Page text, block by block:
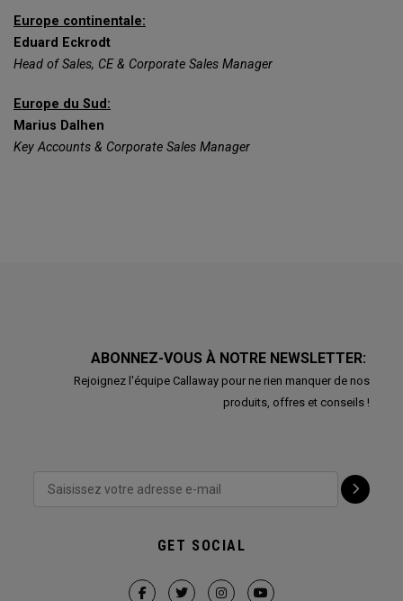
Europe continentale:
Eduard Eckrodt
Head of Sales, CE & Corporate Sales Manager
Europe du Sud:
Marius Dalhen
Key Accounts & Corporate Sales Manager
ABONNEZ-VOUS À NOTRE NEWSLETTER:
Rejoignez l'équipe Callaway pour ne rien manquer de nos
produits, offres et conseils !
GET SOCIAL